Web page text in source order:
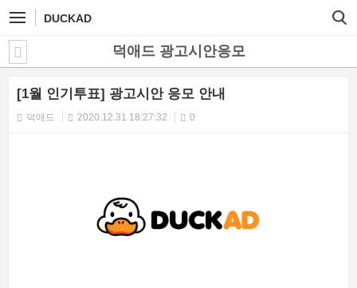
DUCKAD
덕애드 광고시안응모
[1월 인기투표] 광고시안 응모 안내
덕애드 2020.12.31 18:27:32 0